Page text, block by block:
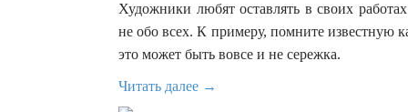
Художники любят оставлять в своих
не обо всех. К примеру, помните известную
это может быть вовсе и не сережка.
Читать далее →